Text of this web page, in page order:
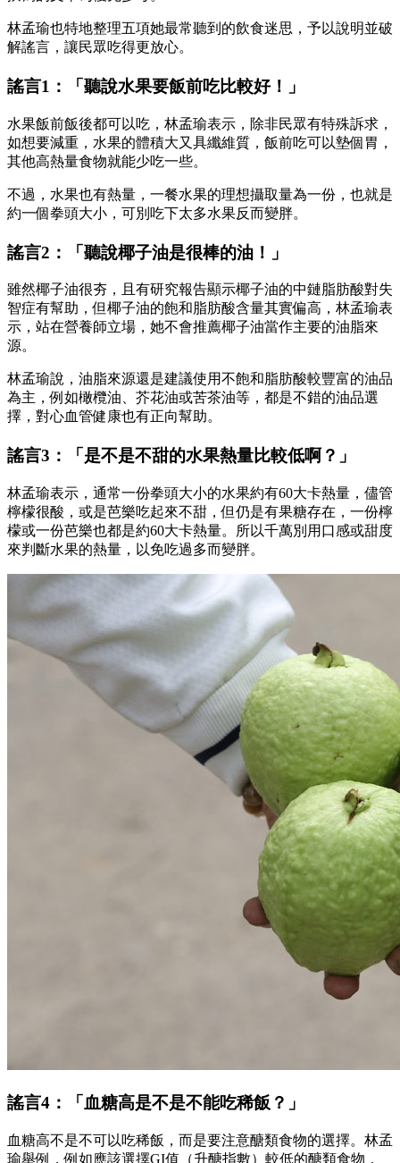
林孟瑜也特地整理五項她最常聽到的飲食迷思，予以說明並破
解謠言，讓民眾吃得更放心。
謠言1：「聽說水果要飯前吃比較好！」
水果飯前飯後都可以吃，林孟瑜表示，除非民眾有特殊訴求，
如想要減重，水果的體積大又具纖維質，飯前吃可以墊個胃，
其他高熱量食物就能少吃一些。
不過，水果也有熱量，一餐水果的理想攝取量為一份，也就是
約一個拳頭大小，可別吃下太多水果反而變胖。
謠言2：「聽說椰子油是很棒的油！」
雖然椰子油很夯，且有研究報告顯示椰子油的中鏈脂肪酸對失
智症有幫助，但椰子油的飽和脂肪酸含量其實偏高，林孟瑜表
示，站在營養師立場，她不會推薦椰子油當作主要的油脂來
源。
林孟瑜說，油脂來源還是建議使用不飽和脂肪酸較豐富的油品
為主，例如橄欖油、芥花油或苦茶油等，都是不錯的油品選
擇，對心血管健康也有正向幫助。
謠言3：「是不是不甜的水果熱量比較低啊？」
林孟瑜表示，通常一份拳頭大小的水果約有60大卡熱量，儘管
檸檬很酸，或是芭樂吃起來不甜，但仍是有果糖存在，一份檸
檬或一份芭樂也都是約60大卡熱量。所以千萬別用口感或甜度
來判斷水果的熱量，以免吃過多而變胖。
謠言4：「血糖高是不是不能吃稀飯？」
血糖高不是不可以吃稀飯，而是要注意醣類食物的選擇。林孟
瑜舉例，例如應該選擇GI值（升醣指數）較低的醣類食物，